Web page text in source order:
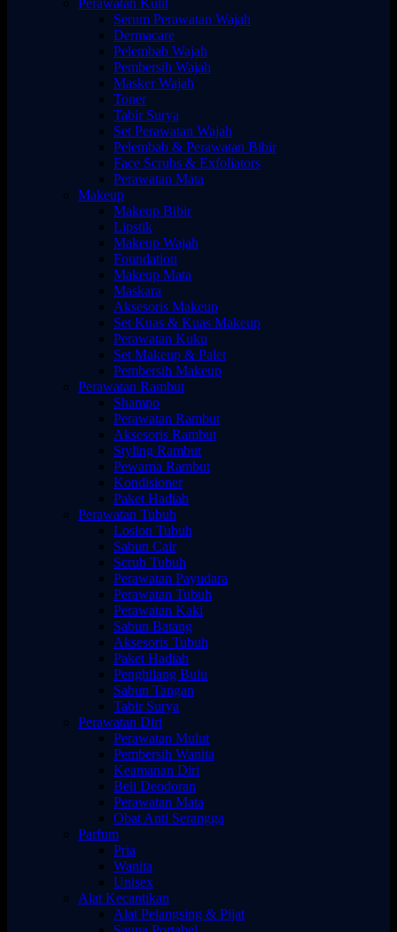
Perawatan Kulit
Serum Perawatan Wajah
Dermacare
Pelembab Wajah
Pembersih Wajah
Masker Wajah
Toner
Tabir Surya
Set Perawatan Wajah
Pelembab & Perawatan Bibir
Face Scrubs & Exfoliators
Perawatan Mata
Makeup
Makeup Bibir
Lipstik
Makeup Wajah
Foundation
Makeup Mata
Maskara
Aksesoris Makeup
Set Kuas & Kuas Makeup
Perawatan Kuku
Set Makeup & Palet
Pembersih Makeup
Perawatan Rambut
Shampo
Perawatan Rambut
Aksesoris Rambut
Styling Rambut
Pewarna Rambut
Kondisioner
Paket Hadiah
Perawatan Tubuh
Losion Tubuh
Sabun Cair
Scrub Tubuh
Perawatan Payudara
Perawatan Tubuh
Perawatan Kaki
Sabun Batang
Aksesoris Tubuh
Paket Hadiah
Penghilang Bulu
Sabun Tangan
Tabir Surya
Perawatan Diri
Perawatan Mulut
Pembersih Wanita
Keamanan Diri
Beli Deodoran
Perawatan Mata
Obat Anti Serangga
Parfum
Pria
Wanita
Unisex
Alat Kecantikan
Alat Pelangsing & Pijat